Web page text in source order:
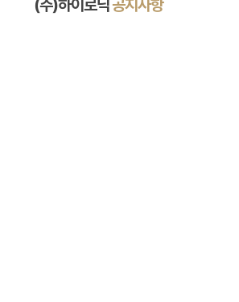
(주)하이로닉공지사항